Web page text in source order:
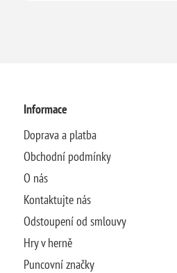
Informace
Doprava a platba
Obchodní podmínky
O nás
Kontaktujte nás
Odstoupení od smlouvy
Hry v herně
Puncovní značky